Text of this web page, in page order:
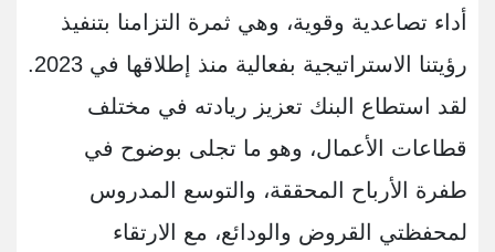
أداء تصاعدية وقوية، وهي ثمرة التزامنا بتنفيذ
رؤيتنا الاستراتيجية بفعالية منذ إطلاقها في 2023.
لقد استطاع البنك تعزيز ريادته في مختلف
قطاعات الأعمال، وهو ما تجلى بوضوح في
طفرة الأرباح المحققة، والتوسع المدروس
لمحفظتي القروض والودائع، مع الارتقاء